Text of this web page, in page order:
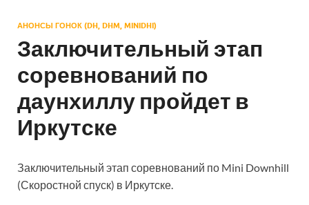
АНОНСЫ ГОНОК (DH, DHM, MINIDHI)
Заключительный этап
соревнований по
даунхиллу пройдет в
Иркутске
Заключительный этап соревнований по Mini Downhill
(Скоростной спуск) в Иркутске.